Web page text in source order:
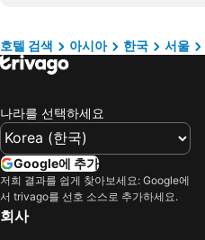
골든서울호텔
W 서울 워커힐
솔라리아 니시테츠 호텔 서울 명동
신라스테이 광화문
Sono Calm Goyang
Nine Tree by Parnas Seoul Dongdaemun
호텔 밀리오레 서울
명동
강남구
용산역
킨텍스
송도
잠실 야구경기장
월미도
호텔 검색 아시아 한국 서울
나라를 선택하세요
Google에 추가
저희 결과를 쉽게 찾아보세요: Google에
서 trivago를 선호 소스로 추가하세요.
회사